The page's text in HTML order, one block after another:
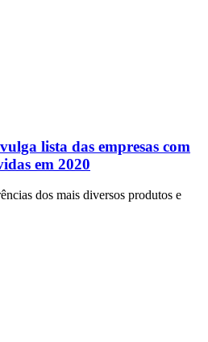
lista das empresas com
em 2020
dos mais diversos produtos e